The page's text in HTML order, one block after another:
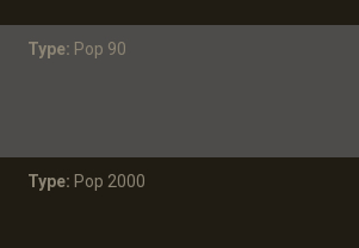
Type: Pop 90
Type: Pop 2000